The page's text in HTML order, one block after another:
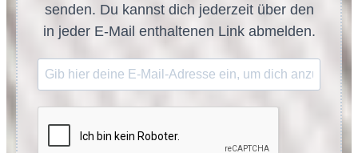
senden. Du kannst dich jederzeit über den
in jeder E-Mail enthaltenen Link abmelden.